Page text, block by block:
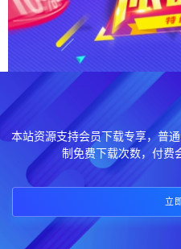
本站资源支持会员下载专享，普
制免费下载次数，付费
立